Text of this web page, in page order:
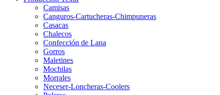
Camisas
Canguros-Cartucheras-Chimpuneras
Casacas
Chalecos
Confección de Lana
Gorros
Maletines
Mochilas
Morrales
Neceser-Loncheras-Coolers